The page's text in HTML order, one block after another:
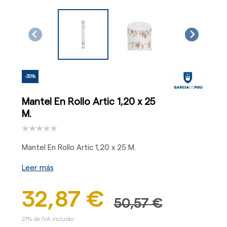
-35%
Mantel En Rollo Artic 1,20 x 25
M.
Mantel En Rollo Artic 1,20 x 25 M.
Leer más
32,87 € 50,57 €
21% de IVA incluido.